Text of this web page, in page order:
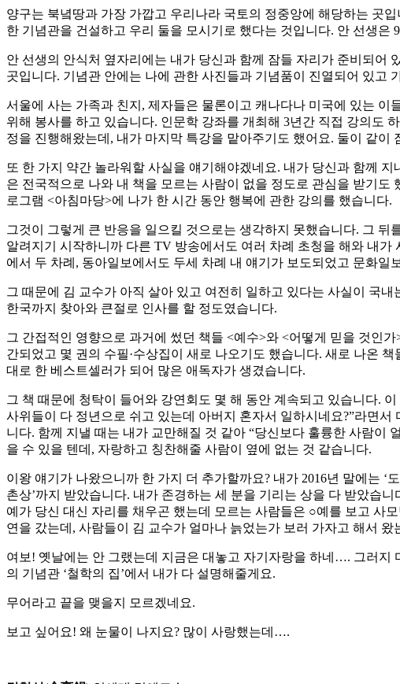
양구는 북녘땅과 가장 가깝고 우리나라 국토의 정중앙에 해당하는 곳
한 기념관을 건설하고 우리 둘을 모시기로 했다는 것입니다. 안 선생
안 선생의 안식처 옆자리에는 내가 당신과 함께 잠들 자리가 준비되어
곳입니다. 기념관 안에는 나에 관한 사진들과 기념품이 진열되어 있고
서울에 사는 가족과 친지, 제자들은 물론이고 캐나다나 미국에 있는
위해 봉사를 하고 있습니다. 인문학 강좌를 개최해 3년간 직접 강의도
정을 진행해왔는데, 내가 마지막 특강을 맡아주기도 했어요. 둘이 같
또 한 가지 약간 놀라워할 사실을 얘기해야겠네요. 내가 당신과 함께
은 전국적으로 나와 내 책을 모르는 사람이 없을 정도로 관심을 받기
로그램 <아침마당>에 나가 한 시간 동안 행복에 관한 강의를 했습니다.
그것이 그렇게 큰 반응을 일으킬 것으로는 생각하지 못했습니다. 그 뒤
알려지기 시작하니까 다른 TV 방송에서도 여러 차례 초청을 해와 내
에서 두 차례, 동아일보에서도 두세 차례 내 얘기가 보도되었고 문화
그 때문에 김 교수가 아직 살아 있고 여전히 일하고 있다는 사실이 국
한국까지 찾아와 큰절로 인사를 할 정도였습니다.
그 간접적인 영향으로 과거에 썼던 책들 <예수>와 <어떻게 믿을 것인
간되었고 몇 권의 수필·수상집이 새로 나오기도 했습니다. 새로 나온
대로 한 베스트셀러가 되어 많은 애독자가 생겼습니다.
그 책 때문에 청탁이 들어와 강연회도 몇 해 동안 계속되고 있습니다.
사위들이 다 정년으로 쉬고 있는데 아버지 혼자서 일하시네요?”라면
니다. 함께 지낼 때는 내가 교만해질 것 같아 “당신보다 훌륭한 사람
을 수 있을 텐데, 자랑하고 칭찬해줄 사람이 옆에 없는 것 같습니다.
이왕 얘기가 나왔으니까 한 가지 더 추가할까요? 내가 2016년 말에는 ‘
촌상’까지 받았습니다. 내가 존경하는 세 분을 기리는 상을 다 받았습
예가 당신 대신 자리를 채우곤 했는데 모르는 사람들은 ○예를 보고 사
연을 갔는데, 사람들이 김 교수가 얼마나 늙었는가 보러 가자고 해서
여보! 옛날에는 안 그랬는데 지금은 대놓고 자기자랑을 하네…. 그러지
의 기념관 ‘철학의 집’에서 내가 다 설명해줄게요.
무어라고 끝을 맺을지 모르겠네요.
보고 싶어요! 왜 눈물이 나지요? 많이 사랑했는데….